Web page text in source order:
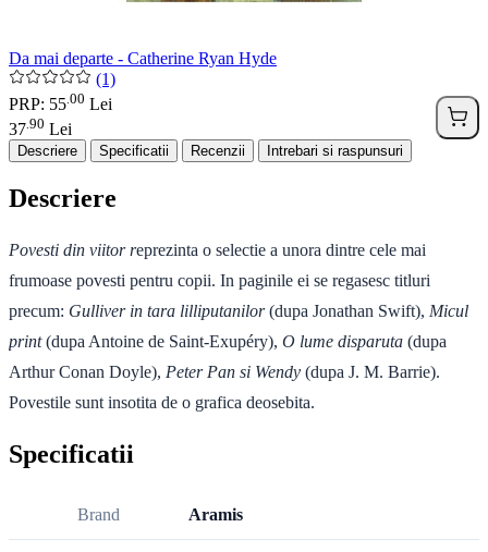
Da mai departe - Catherine Ryan Hyde
(1)
PRP: 55.00 Lei
37 90 Lei
Descriere Specificatii Recenzii Intrebari si raspunsuri
Descriere
Povesti din viitor reprezinta o selectie a unora dintre cele mai
frumoase povesti pentru copii. In paginile ei se regasesc titluri
precum: Gulliver in tara lilliputanilor(dupa Jonathan Swift), Micul
print(dupa Antoine de Saint-Exupéry), O lume disparuta (dupa
Arthur Conan Doyle), Peter Pan si Wendy (dupa J. M. Barrie).
Povestile sunt insotita de o grafica deosebita.
Specificatii
Brand Aramis